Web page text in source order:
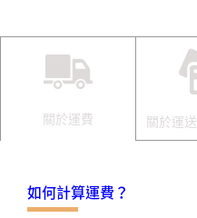
關於運費 關於運
如何計算運費？